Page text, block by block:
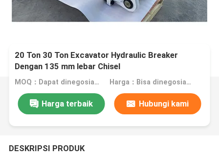
20 Ton 30 Ton Excavator Hydraulic Breaker
Dengan 135 mm lebar Chisel
MOQ：Dapat dinegosiasikan Harga：Bisa dinegosiasikan
Harga terbaik Hubungi kami
DESKRIPSI PRODUK